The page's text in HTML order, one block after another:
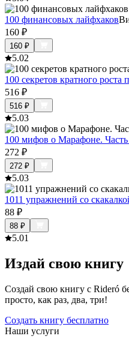
100 финансовых лайфхаков
160 ₽
160 ₽
5.02
100 секретов кратного роста
516 ₽
516 ₽
5.03
100 мифов о Марафоне. Часть
272 ₽
272 ₽
5.03
1011 упражнений со
88 ₽
88 ₽
5.01
Издай свою книгу
Создай свою книгу с Rideró
просто, как раз, два, три!
Создать книгу бесплатно
Наши услуги